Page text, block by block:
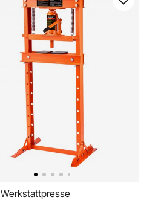
Werkstattpresse